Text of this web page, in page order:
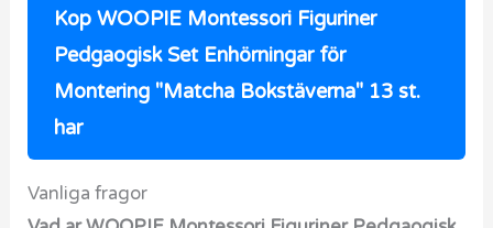
Kop WOOPIE Montessori Figuriner
Pedgaogisk Set Enhörningar för
Montering "Matcha Bokstäverna" 13 st.
har
Vanliga fragor